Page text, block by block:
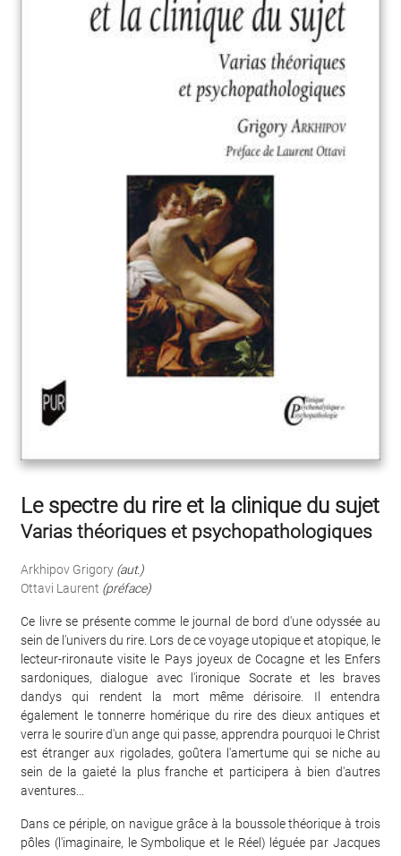
Le spectre du rire et la clinique du sujet
Varias théoriques et psychopathologiques
Arkhipov Grigory (aut.)
Ottavi Laurent (préface)
Ce livre se présente comme le journal de bord d'une odyssée au
sein de l'univers du rire. Lors de ce voyage utopique et atopique, le
lecteur-rironaute visite le Pays joyeux de Cocagne et les Enfers
sardoniques, dialogue avec l'ironique Socrate et les braves
dandys qui rendent la mort même dérisoire. Il entendra
également le tonnerre homérique du rire des dieux antiques et
verra le sourire d'un ange qui passe, apprendra pourquoi le Christ
est étranger aux rigolades, goûtera l'amertume qui se niche au
sein de la gaieté la plus franche et participera à bien d'autres
aventures...
Dans ce périple, on navigue grâce à la boussole théorique à trois
pôles (l'imaginaire, le Symbolique et le Réel) léguée par Jacques